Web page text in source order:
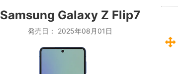
Samsung Galaxy Z Flip7
発売日： 2025年08月01日